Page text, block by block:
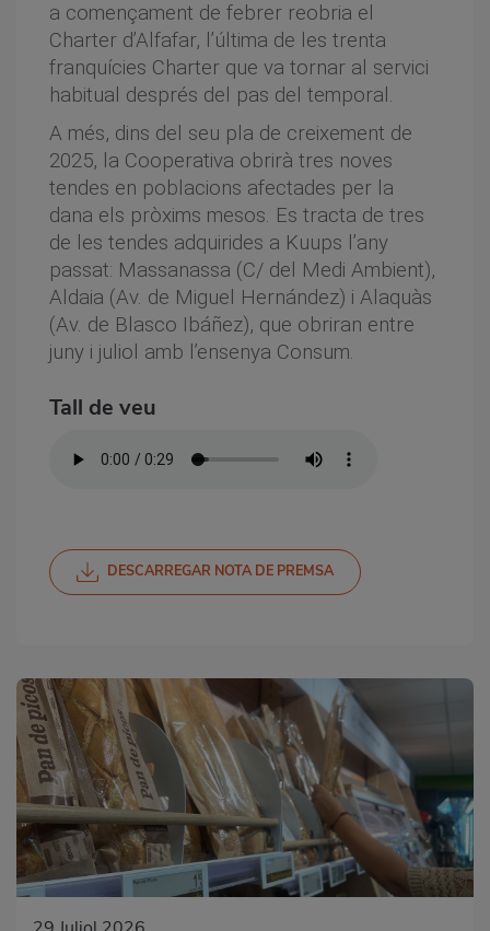
a començament de febrer reobria el
Charter d’Alfafar, l’última de les trenta
franquícies Charter que va tornar al servici
habitual després del pas del temporal.
A més, dins del seu pla de creixement de
2025, la Cooperativa obrirà tres noves
tendes en poblacions afectades per la
dana els pròxims mesos. Es tracta de tres
de les tendes adquirides a Kuups l’any
passat: Massanassa (C/ del Medi Ambient),
Aldaia (Av. de Miguel Hernández) i Alaquàs
(Av. de Blasco Ibáñez), que obriran entre
juny i juliol amb l’ensenya Consum.
Tall de veu
DESCARREGAR NOTA DE PREMSA